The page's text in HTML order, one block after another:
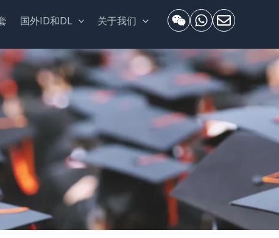
国外ID和DL 关于我们